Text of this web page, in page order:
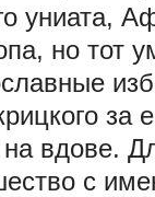
униата,
но тот
за
вдове.
с